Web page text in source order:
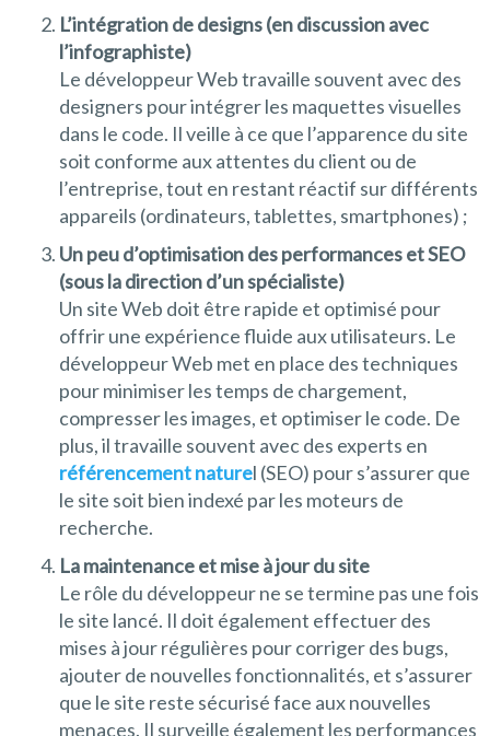
L’intégration de designs (en discussion avec
l’infographiste)
Le développeur Web travaille souvent avec des
designers pour intégrer les maquettes visuelles
dans le code. Il veille à ce que l’apparence du site
soit conforme aux attentes du client ou de
l’entreprise, tout en restant réactif sur différents
appareils (ordinateurs, tablettes, smartphones) ;
Un peu d’optimisation des performances et SEO
(sous la direction d’un spécialiste)
Un site Web doit être rapide et optimisé pour
offrir une expérience fluide aux utilisateurs. Le
développeur Web met en place des techniques
pour minimiser les temps de chargement,
compresser les images, et optimiser le code. De
plus, il travaille souvent avec des experts en
référencement naturel (SEO) pour s’assurer que
le site soit bien indexé par les moteurs de
recherche.
La maintenance et mise à jour du site
Le rôle du développeur ne se termine pas une fois
le site lancé. Il doit également effectuer des
mises à jour régulières pour corriger des bugs,
ajouter de nouvelles fonctionnalités, et s’assurer
que le site reste sécurisé face aux nouvelles
menaces. Il surveille également les performances